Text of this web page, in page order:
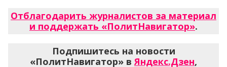
Отблагодарить журналистов за материал
и поддержать «ПолитНавигатор».
Подпишитесь на новости
«ПолитНавигатор» вЯндекс.Дзен,